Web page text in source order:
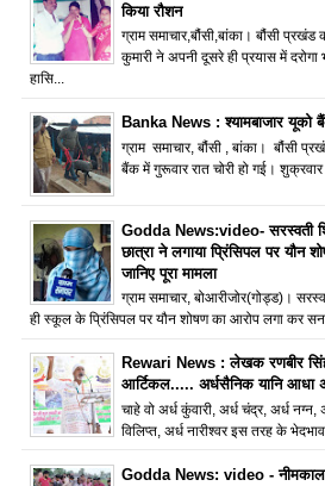
किया रौशन
ग्राम समाचार,बौंसी,बांका। बौंसी प्रखंड
कुमारी ने अपनी दूसरे ही प्रयास में दरोगा
हासि...
Banka News : श्यामबाजार यूको
ग्राम समाचार, बौंसी , बांका। बौंसी
बैंक में गुरूवार रात चोरी हो गई।
Godda News:video- सरस्वती
छात्रा ने लगाया प्रिंसिपल पर यौन
जानिए पूरा मामला
ग्राम समाचार, बोआरीजोर(गोड्ड)।
ही स्कूल के प्रिंसिपल पर यौन शोषण का आरोप लगा कर
Rewari News : लेखक रणबीर
आर्टिकल..... अर्धसैनिक यानि आधा
चाहे वो अर्ध कुंवारी, अर्ध चंद्र, अर्ध नग्न,
विलिप्त, अर्ध नारीश्वर इस तरह के
Godda News: video -